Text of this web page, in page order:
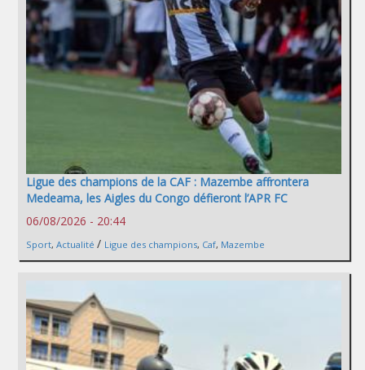
Ligue des champions de la CAF : Mazembe affrontera
Medeama, les Aigles du Congo défieront l’APR FC
06/08/2026 - 20:44
Sport, Actualité / Ligue des champions, Caf, Mazembe